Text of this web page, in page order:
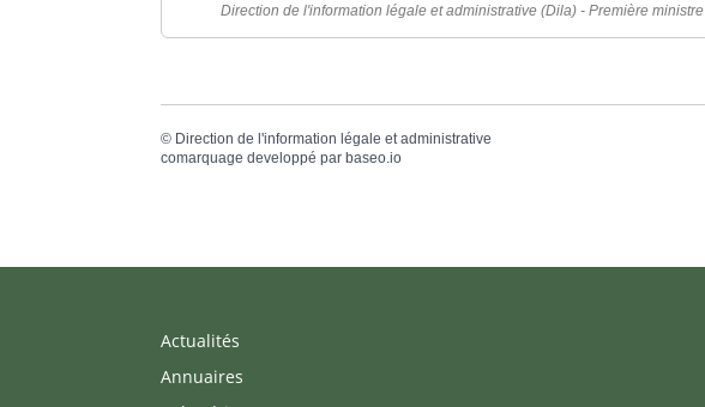
Direction de l'information légale et administrative (Dila) - Première ministre
© Direction de l'information légale et administrative
comarquage developpé par baseo.io
Actualités
Annuaires